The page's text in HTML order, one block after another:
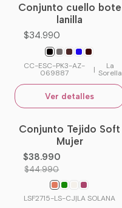
No disponible
Conjunto cuello bote
lanilla
$34.990
CC-ESC-PK3-AZ-
069887 | La
Sorella
Ver detalles
-13%OFF
Conjunto Tejido Soft
Mujer
$38.990
$44.990
LSF2715-LS-CJ|LA SOLANA